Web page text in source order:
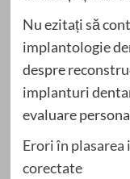
Nu ezitați să
implantologie
despre
implanturi
evaluare
Erori în
corectate